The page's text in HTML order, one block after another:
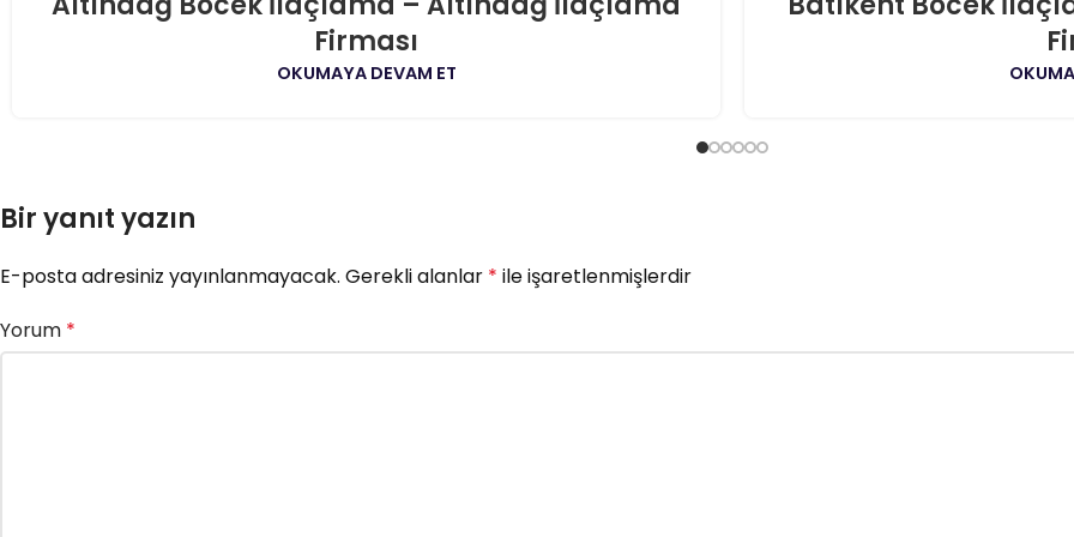
AĞU
Firması
OKUMAYA DEVAM ET
AĞU
Bir yanıt yazın
E-posta adresiniz yayınlanmayacak. Gerekli alanlar * ile işaretlenmişlerdir
Yorum *